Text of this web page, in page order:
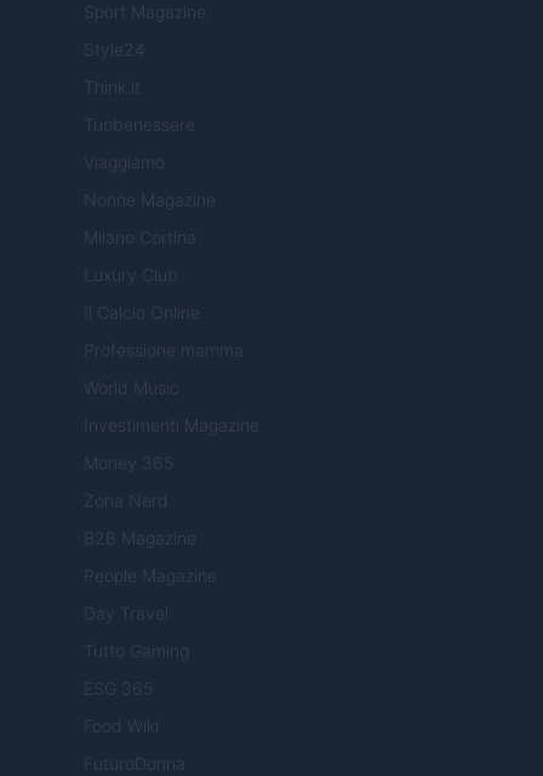
Sport Magazine
Style24
Think.it
Tuobenessere
Viaggiamo
Nonne Magazine
Milano Cortina
Luxury Club
Il Calcio Online
Professione mamma
World Music
Investimenti Magazine
Money 365
Zona Nerd
B2B Magazine
People Magazine
Day Travel
Tutto Gaming
ESG 365
Food Wiki
FuturoDonna